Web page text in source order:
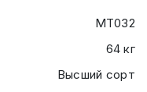
МТ032
64 кг
Высший сорт